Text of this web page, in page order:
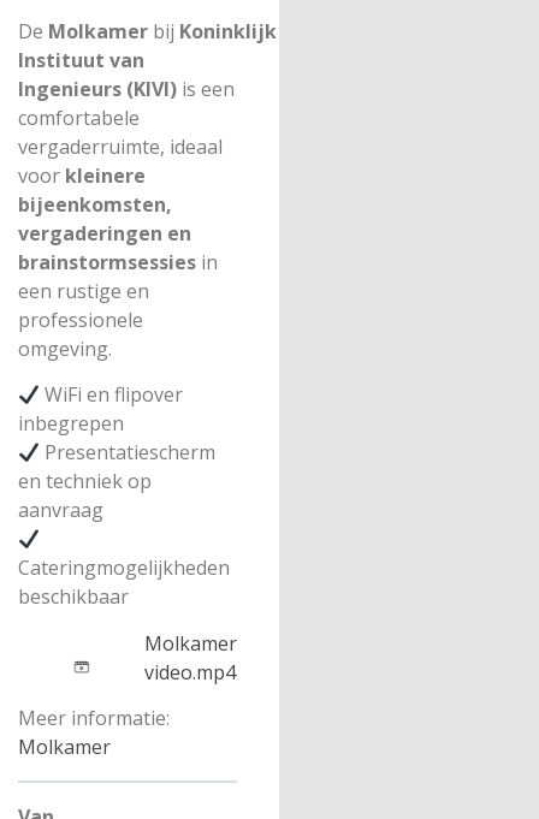
De Molkamer bij Koninklijk
Instituut van
Ingenieurs (KIVI) is een
comfortabele
vergaderruimte, ideaal
voor kleinere
bijeenkomsten,
vergaderingen en
brainstormsessies in
een rustige en
professionele
omgeving.
WiFi en flipover
inbegrepen
Presentatiescherm
en techniek op
aanvraag
Cateringmogelijkheden
beschikbaar
Molkamer
video.mp4
Meer informatie:
Molkamer